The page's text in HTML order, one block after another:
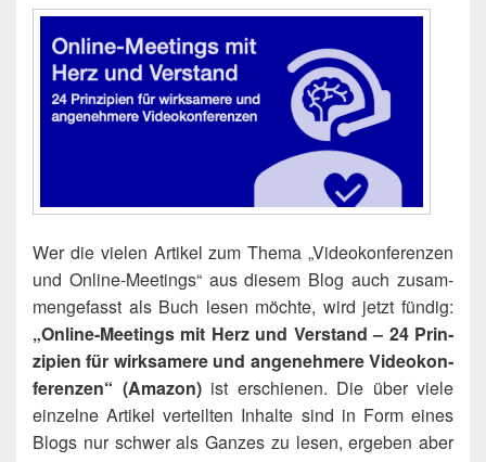
Wer die vie­len Arti­kel zum The­ma „Video­kon­fe­ren­zen
und Online-Mee­tings“ aus die­sem Blog auch zusam­
men­ge­fasst als Buch lesen möch­te, wird jetzt fün­dig:
„Online-Mee­tings mit Herz und Ver­stand – 24 Prin­
zi­pi­en für wirk­sa­me­re und ange­neh­me­re Video­kon­
fe­ren­zen“ (Ama­zon)ist erschie­nen. Die über vie­le
ein­zel­ne Arti­kel ver­teil­ten Inhal­te sind in Form eines
Blogs nur schwer als Gan­zes zu lesen, erge­ben aber